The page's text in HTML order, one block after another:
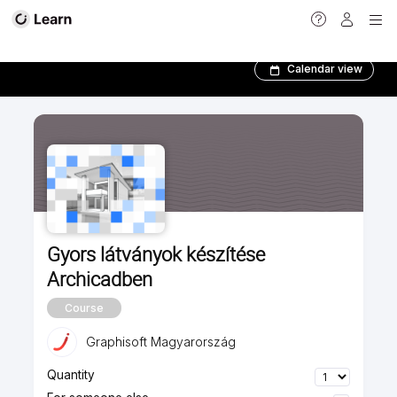
Calendar view
Gyors látványok készítése
Archicadben
Course
Graphisoft Magyarország
Quantity